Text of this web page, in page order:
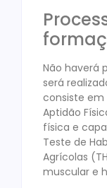
Não haverá
será
consiste em
Aptidão
física e
Teste de
Agrícolas
muscular e